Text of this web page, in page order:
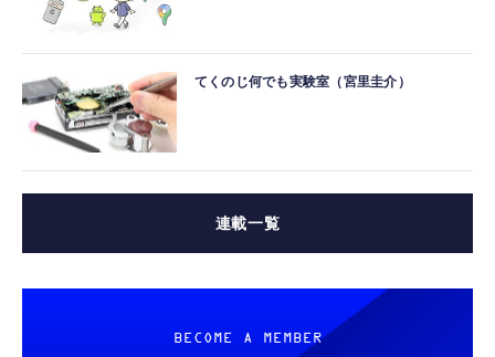
てくのじ何でも実験室（宮里圭介）
連載一覧
BECOME A MEMBER